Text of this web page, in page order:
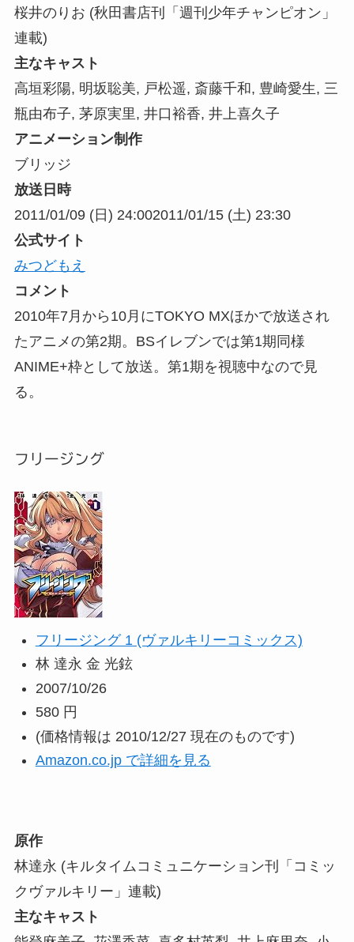
桜井のりお (秋田書店刊「週刊少年チャンピオン」
連載)
主なキャスト
高垣彩陽, 明坂聡美, 戸松遥, 斎藤千和, 豊崎愛生, 三
瓶由布子, 茅原実里, 井口裕香, 井上喜久子
アニメーション制作
ブリッジ
放送日時
2011/01/09 (日) 24:002011/01/15 (土) 23:30
公式サイト
みつどもえ
コメント
2010年7月から10月にTOKYO MXほかで放送され
たアニメの第2期。BSイレブンでは第1期同様
ANIME+枠として放送。第1期を視聴中なので見
る。
フリージング
フリージング 1 (ヴァルキリーコミックス)
林 達永 金 光鉉
2007/10/26
580 円
(価格情報は 2010/12/27 現在のものです)
Amazon.co.jp で詳細を見る
原作
林達永 (キルタイムコミュニケーション刊「コミッ
クヴァルキリー」連載)
主なキャスト